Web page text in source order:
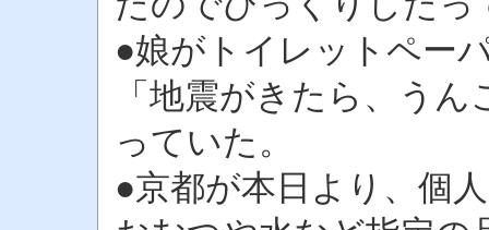
●娘がトイレットペー
「地震がきたら、う
っていた。
●京都が本日より、個